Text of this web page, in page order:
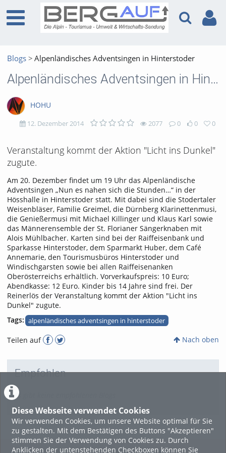
Diese Webseite verwendet Cookies
Wir verwenden Cookies, um unsere Website optimal für Sie
zu gestalten. Mit dem Bestätigen des Buttons "Akzeptieren"
stimmen Sie der Verwendung von Cookies zu. Durch
Anklicken der untenstehenden Checkboxen können Sie
Blogs Alpenländisches Adventsingen in Hinterstoder
Alpenländisches Adventsingen in Hinterstoder
HOHU
12. Dezember 2014 2077
2077
views
0
Kommentare
0
likes
0
favorites
Veranstaltung kommt der Aktion "Licht ins Dunkel"
zugute.
Am 20. Dezember findet um 19 Uhr das Alpenländische
Adventsingen „Nun es nahen sich die Stunden…“ in der
Hösshalle in Hinterstoder statt. Mit dabei sind die Stodertaler
Weisenbläser, Familie Greimel, die Dürnberg Klarinettenmusi,
die Genießermusi mit Michael Killinger und Klaus Karl sowie
das Männerensemble der St. Florianer Sängerknaben mit
Alois Mühlbacher. Karten sind bei der Raiffeisenbank und
Sparkasse Hinterstoder, dem Sparmarkt Huber, dem Café
Annemarie, den Tourismusbüros Hinterstoder und
Windischgarsten sowie bei allen Raiffeisenanken
Oberösterreichs erhältlich. Vorverkaufspreis: 10 Euro;
Abendkasse: 12 Euro. Kinder bis 14 Jahre sind frei. Der
Reinerlös der Veranstaltung kommt der Aktion "Licht ins
Dunkel" zugute.
Tags: alpenländisches adventsingen in hinterstoder
Teilen auf Nach oben
Empfohlen
Es gibt keine empfohlenen Blogs